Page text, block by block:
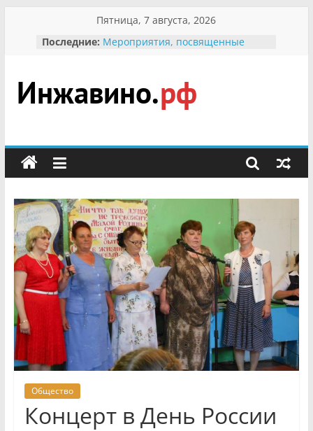
содержимому
Пятница, 7 августа, 2026
Последние: Мероприятия, посвященные
гражданин Инжавинского округа»
участнице Великой
Отечественной, фронтовичке
Безопасность в сети Интернет
мероприятии «Сохраним
первоцветы!»
В вольере Воронинского
заповедника родились крапчатые
суслики
Инжавино.рф
сельский
портал
Общество
Концерт в День России